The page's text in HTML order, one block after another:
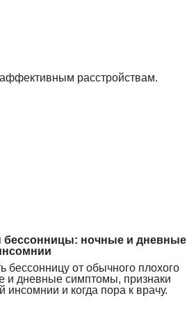
расстройствам.
ночные и дневные
бессонницу от обычного плохого
и дневные симптомы, признаки
инсомнии и когда пора к врачу.